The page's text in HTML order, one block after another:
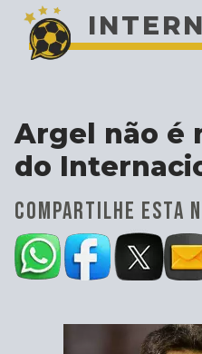
Argel não é
do
COMPARTILHE ESTA